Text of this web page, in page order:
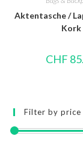
Aktentasche /
Kork
CHF
Filter by price